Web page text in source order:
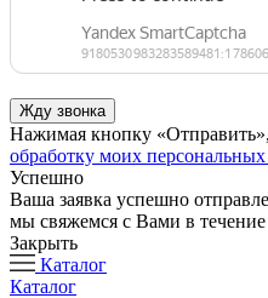
Нажимая кнопку
обработку моих
Успешно
Ваша заявка успешно
мы свяжемся с Вами в
Закрыть
Каталог
Каталог